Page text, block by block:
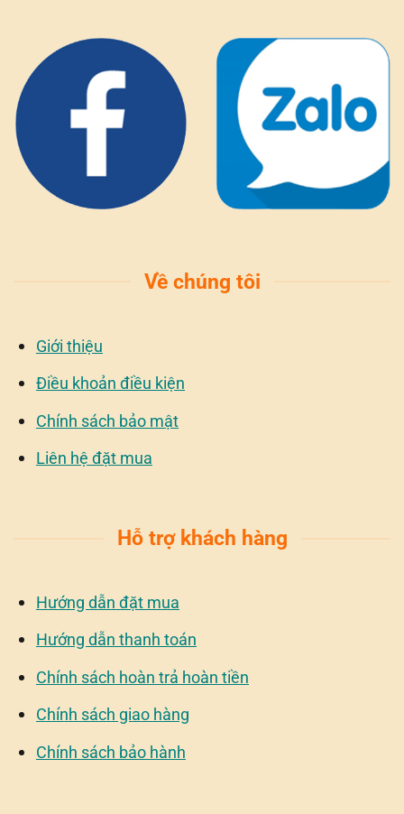
Về chúng tôi
Giới thiệu
Điều khoản điều kiện
Chính sách bảo mật
Liên hệ đặt mua
Hỗ trợ khách hàng
Hướng dẫn đặt mua
Hướng dẫn thanh toán
Chính sách hoàn trả hoàn tiền
Chính sách giao hàng
Chính sách bảo hành